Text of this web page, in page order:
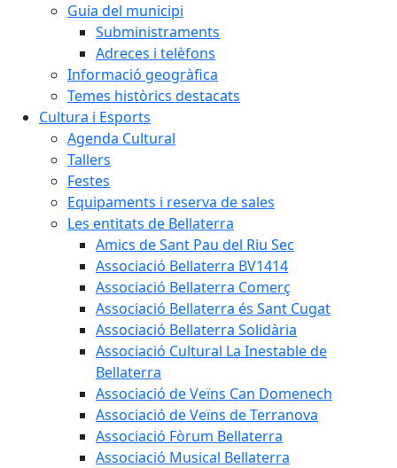
Guia del municipi
Subministraments
Adreces i telèfons
Informació geogràfica
Temes històrics destacats
Cultura i Esports
Agenda Cultural
Tallers
Festes
Equipaments i reserva de sales
Les entitats de Bellaterra
Amics de Sant Pau del Riu Sec
Associació Bellaterra BV1414
Associació Bellaterra Comerç
Associació Bellaterra és Sant Cugat
Associació Bellaterra Solidària
Associació Cultural La Inestable de
Bellaterra
Associació de Veïns Can Domenech
Associació de Veïns de Terranova
Associació Fòrum Bellaterra
Associació Musical Bellaterra